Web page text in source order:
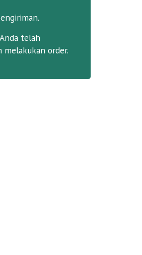
telah
melakukan order.